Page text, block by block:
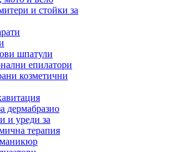
и стойки за
шпатули
епилатори
козметични
дермабразио
и уреди за
терапия